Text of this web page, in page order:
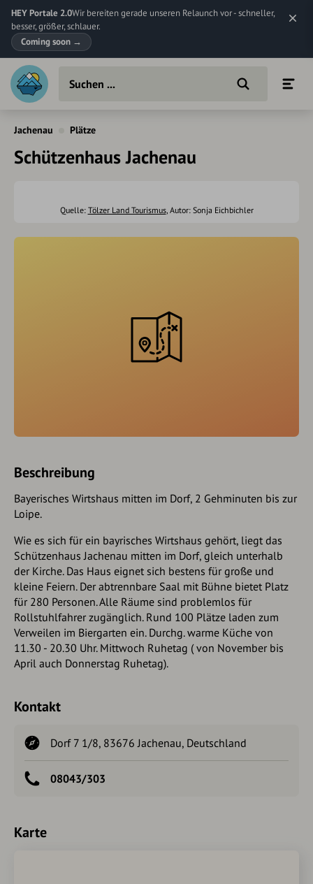
HEY Portale 2.0Wir bereiten gerade unseren Relaunch vor - schneller,
besser, größer, schlauer.
Coming soon →
Jachenau Plätze
Schützenhaus Jachenau
Quelle: Tölzer Land Tourismus, Autor: Sonja Eichbichler
Beschreibung
Bayerisches Wirtshaus mitten im Dorf, 2 Gehminuten bis zur
Loipe.
Wie es sich für ein bayrisches Wirtshaus gehört, liegt das
Schützenhaus Jachenau mitten im Dorf, gleich unterhalb
der Kirche. Das Haus eignet sich bestens für große und
kleine Feiern. Der abtrennbare Saal mit Bühne bietet Platz
für 280 Personen. Alle Räume sind problemlos für
Rollstuhlfahrer zugänglich. Rund 100 Plätze laden zum
Verweilen im Biergarten ein. Durchg. warme Küche von
11.30 - 20.30 Uhr. Mittwoch Ruhetag ( von November bis
April auch Donnerstag Ruhetag).
Kontakt
Dorf 7 1/8, 83676 Jachenau, Deutschland
08043/303
Karte